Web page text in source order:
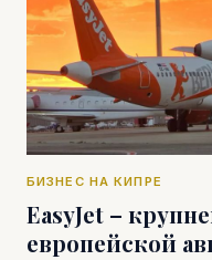
БИЗНЕС НА КИПРЕ
EasyJet –
европейской